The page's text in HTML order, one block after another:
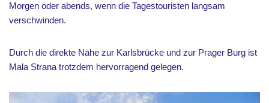
Morgen oder abends, wenn die Tagestouristen langsam
verschwinden.
Durch die direkte Nähe zur Karlsbrücke und zur Prager Burg ist
Mala Strana trotzdem hervorragend gelegen.